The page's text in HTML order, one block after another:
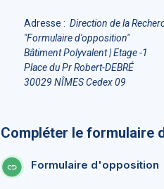
Adresse : Direction de la
"Formulaire d'opposition"
Bâtiment Polyvalent | Etage -1
Place du Pr Robert-DEBRÉ
30029 NÎMES Cedex 09
Compléter le formulaire
Formulaire d'opposition